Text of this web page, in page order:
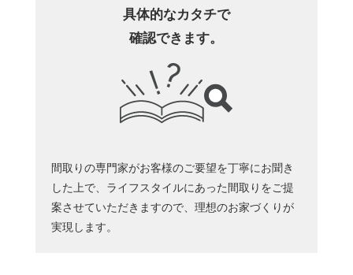
具体的なカタチで
確認できます。
間取りの専門家がお客様のご要望を丁寧にお聞き
した上で、ライフスタイルにあった間取りをご提
案させていただきますので、理想のお家づくりが
実現します。